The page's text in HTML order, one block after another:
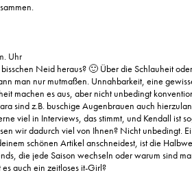
Uhr
Neid heraus? 🙂 Über die Schlauheit
man nur mutmaßen. Unnahbarkeit, eine
machen es aus, aber nicht unbedingt
sind z.B. buschige Augenbrauen auch
viel in Interviews, das stimmt, und Kendall ist
wir dadurch viel von Ihnen? Nicht unbedingt.
schönen Artikel anschneidest, ist die
die jede Saison wechseln oder warum sind
auch ein zeitloses it-Girl?